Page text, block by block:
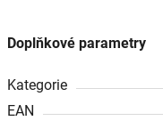
Doplňkové parametry
Kategorie
EAN